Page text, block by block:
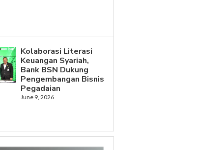
Kolaborasi Literasi
Keuangan Syariah,
Bank BSN Dukung
Pengembangan Bisnis
Pegadaian
June 9, 2026